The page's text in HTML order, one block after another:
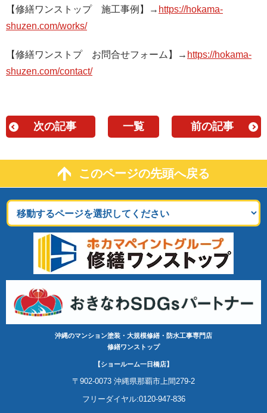
【修繕ワンストップ 施工事例】→ https://hokama-
shuzen.com/works/
【修繕ワンストプ お問合せフォーム】→ https://hokama-
shuzen.com/contact/
次の記事 一覧 前の記事
このページの先頭へ戻る
沖縄のマンション塗装・大規模修繕・防水工事専門店
修繕ワンストップ
【ショールーム一日橋店】
〒902-0073 沖縄県那覇市上間279-2
フリーダイヤル:0120-947-836